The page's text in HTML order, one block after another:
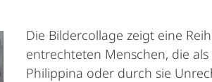
Die Bildercollage zeigt eine
entrechteten Menschen, die
Philippina oder durch sie